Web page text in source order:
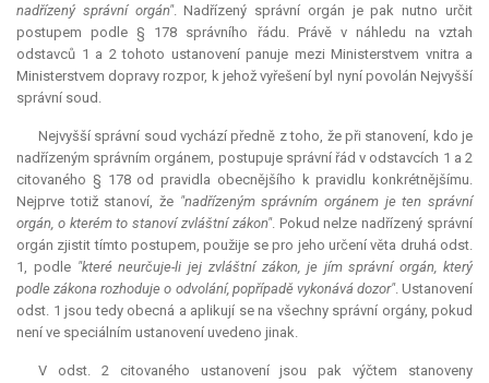
nadřízený správní orgán". Nadřízený správní orgán je pak nutno určit
postupem podle § 178 správního řádu. Právě v náhledu na vztah
odstavců 1 a 2 tohoto ustanovení panuje mezi Ministerstvem vnitra a
Ministerstvem dopravy rozpor, k jehož vyřešení byl nyní povolán Nejvyšší
správní soud.
Nejvyšší správní soud vychází předně z toho, že při stanovení, kdo je
nadřízeným správním orgánem, postupuje správní řád v odstavcích 1 a 2
citovaného § 178 od pravidla obecnějšího k pravidlu konkrétnějšímu.
Nejprve totiž stanoví, že "nadřízeným správním orgánem je ten správní
orgán, o kterém to stanoví zvláštní zákon". Pokud nelze nadřízený správní
orgán zjistit tímto postupem, použije se pro jeho určení věta druhá odst.
1, podle "které neurčuje-li jej zvláštní zákon, je jím správní orgán, který
podle zákona rozhoduje o odvolání, popřípadě vykonává dozor". Ustanovení
odst. 1 jsou tedy obecná a aplikují se na všechny správní orgány, pokud
není ve speciálním ustanovení uvedeno jinak.
V odst. 2 citovaného ustanovení jsou pak výčtem stanoveny